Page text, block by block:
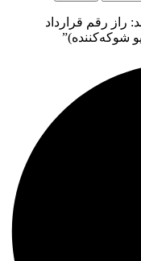
راز رقم قرارداد
شوکه‌کننده)”